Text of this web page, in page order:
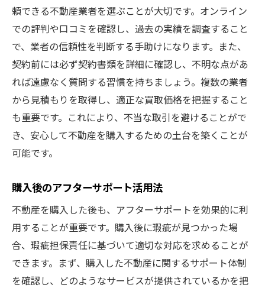
頼できる不動産業者を選ぶことが大切です。オンライン
での評判や口コミを確認し、過去の実績を調査すること
で、業者の信頼性を判断する手助けになります。また、
契約前には必ず契約書類を詳細に確認し、不明な点があ
れば遠慮なく質問する習慣を持ちましょう。複数の業者
から見積もりを取得し、適正な買取価格を把握すること
も重要です。これにより、不当な取引を避けることがで
き、安心して不動産を購入するための土台を築くことが
可能です。
購入後のアフターサポート活用法
不動産を購入した後も、アフターサポートを効果的に利
用することが重要です。購入後に瑕疵が見つかった場
合、瑕疵担保責任に基づいて適切な対応を求めることが
できます。まず、購入した不動産に関するサポート体制
を確認し、どのようなサービスが提供されているかを把